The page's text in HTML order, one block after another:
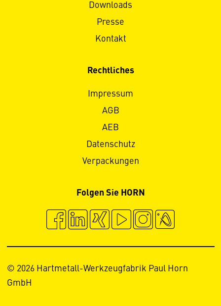
Downloads
Presse
Kontakt
Rechtliches
Impressum
AGB
AEB
Datenschutz
Verpackungen
Folgen Sie HORN
© 2026 Hartmetall-Werkzeugfabrik Paul Horn
GmbH